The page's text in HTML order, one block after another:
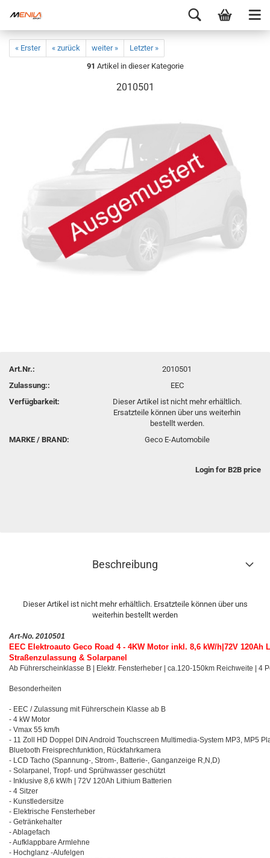
« Erster « zurück weiter »
Letzter »
91 Artikel in dieser Kategorie
2010501
Art.Nr.:
2010501
Zulassung::
EEC
Verfügbarkeit:
Dieser Artikel ist nicht mehr erhältlich.
Ersatzteile können über uns weiterhin
bestellt werden.
MARKE / BRAND:
Geco E-Automobile
Login for B2B price
Beschreibung
Dieser Artikel ist nicht mehr erhältlich. Ersatzteile können über uns
weiterhin bestellt werden
Art-No. 2010501
EEC Elektroauto Geco Road 4 - 4KW Motor inkl. 8,6 kW/h|72V 120Ah
Straßenzulassung & Solarpanel
Ab Führerscheinklasse B | Elektr. Fensterheber | ca.120-150km Reichweite | 4
Besonderheiten
- EEC / Zulassung mit Führerschein Klasse ab B
- 4 kW Motor
- Vmax 55 km/h
- 11 Zoll HD Doppel DIN Android Touchscreen Multimedia-System MP3, MP5
Bluetooth Freisprechfunktion, Rückfahrkamera
- LCD Tacho (Spannung-, Strom-, Batterie-, Ganganzeige R,N,D)
- Solarpanel, Tropf- und Sprühwasser geschützt
- Inklusive 8,6 kW/h | 72V 120Ah Lithium Batterien
- 4 Sitzer
- Kunstledersitze
- Elektrische Fensterheber
- Getränkehalter
- Ablagefach
- Aufklappbare Armlehne
- Hochglanz -Alufelgen